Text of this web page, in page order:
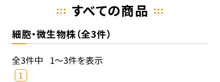
すべての商品
細胞・微生物株（全3件）
全3件中 1～3件を表示
1